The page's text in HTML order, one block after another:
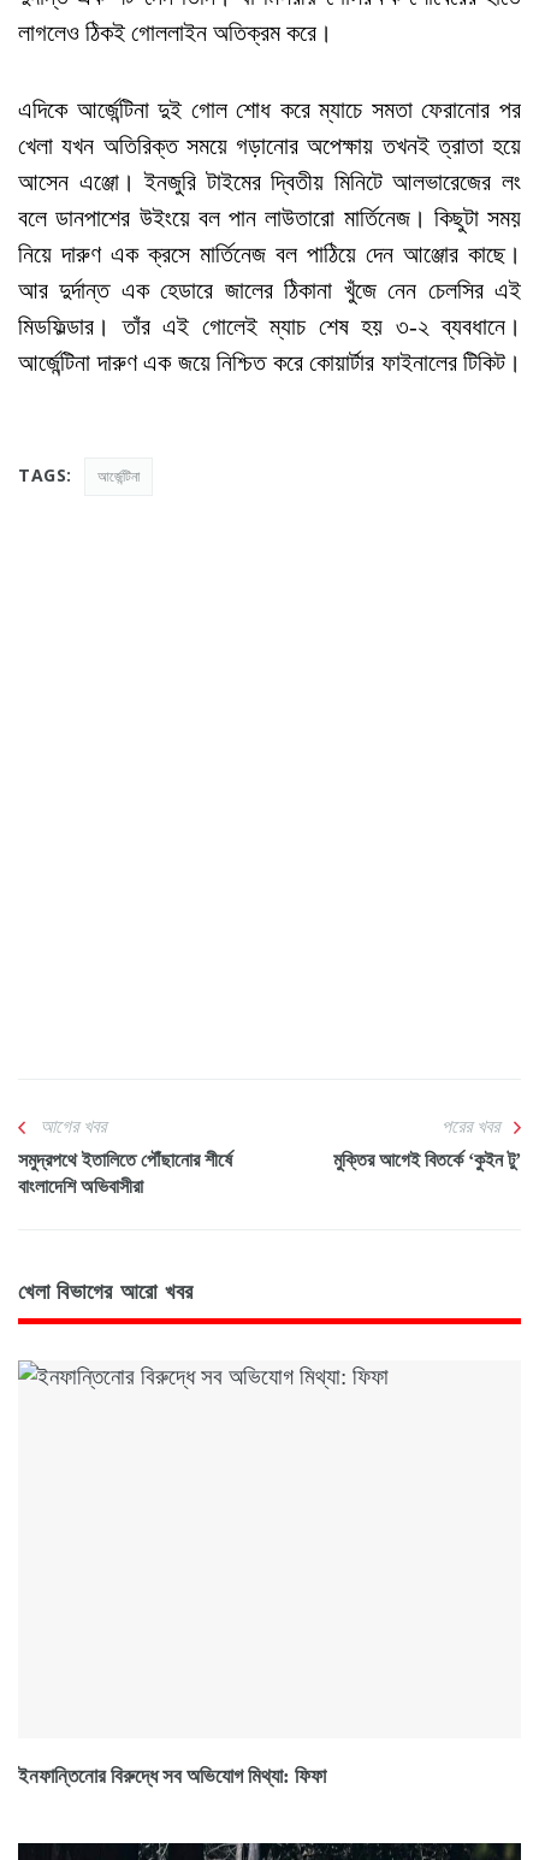
লাগলেও ঠিকই গোললাইন অতিক্রম করে।
এদিকে আর্জেন্টিনা দুই গোল শোধ করে ম্যাচে সমতা ফেরানোর পর
খেলা যখন অতিরিক্ত সময়ে গড়ানোর অপেক্ষায় তখনই ত্রাতা হয়ে
আসেন এঞ্জো। ইনজুরি টাইমের দ্বিতীয় মিনিটে আলভারেজের লং
বলে ডানপাশের উইংয়ে বল পান লাউতারো মার্তিনেজ। কিছুটা সময়
নিয়ে দারুণ এক ক্রসে মার্তিনেজ বল পাঠিয়ে দেন আঞ্জোর কাছে।
আর দুর্দান্ত এক হেডারে জালের ঠিকানা খুঁজে নেন চেলসির এই
মিডফিল্ডার। তাঁর এই গোলেই ম্যাচ শেষ হয় ৩-২ ব্যবধানে।
আর্জেন্টিনা দারুণ এক জয়ে নিশ্চিত করে কোয়ার্টার ফাইনালের টিকিট।
TAGS: আর্জেন্টিনা
আগের খবর
সমুদ্রপথে ইতালিতে পৌঁছানোর শীর্ষে
বাংলাদেশি অভিবাসীরা
পরের খবর
মুক্তির আগেই বিতর্কে ‘কুইন টু’
খেলা বিভাগের আরো খবর
ইনফান্তিনোর বিরুদ্ধে সব অভিযোগ মিথ্যা: ফিফা